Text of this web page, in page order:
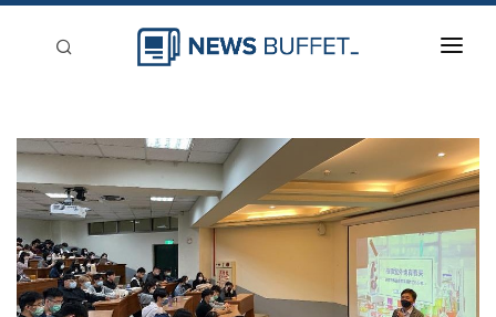
新聞稿分類
登入
刊登